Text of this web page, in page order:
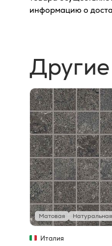
информацию о
Матовая Натуральная
Италия